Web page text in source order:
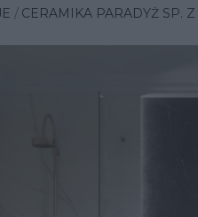
CERAMIKA PARADYŻ SP. Z